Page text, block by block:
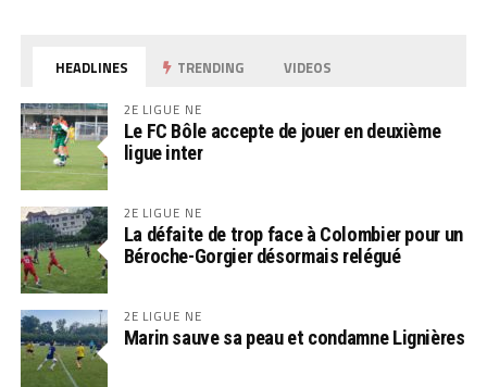
HEADLINES TRENDING VIDEOS
2E LIGUE NE
Le FC Bôle accepte de jouer en deuxième
ligue inter
2E LIGUE NE
La défaite de trop face à Colombier pour un
Béroche-Gorgier désormais relégué
2E LIGUE NE
Marin sauve sa peau et condamne Lignières